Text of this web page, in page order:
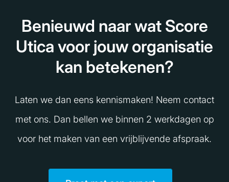
Benieuwd naar wat Score
Utica voor jouw organisatie
kan betekenen?
Laten we dan eens kennismaken! Neem contact
met ons. Dan bellen we binnen 2 werkdagen op
voor het maken van een vrijblijvende afspraak.